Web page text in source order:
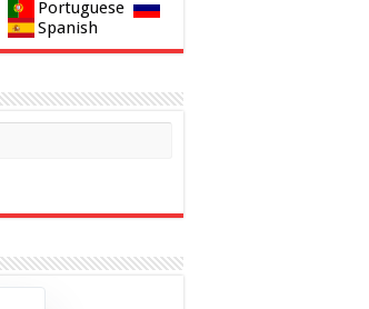
Portuguese
Spanish